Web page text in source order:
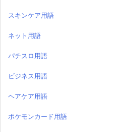
スキンケア用語
ネット用語
パチスロ用語
ビジネス用語
ヘアケア用語
ポケモンカード用語